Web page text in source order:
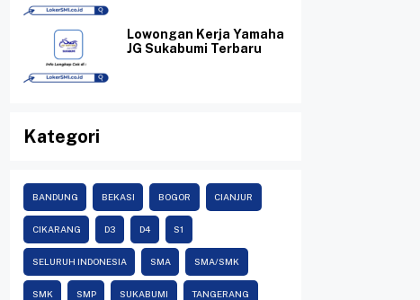
Lowongan Kerja Yamaha
JG Sukabumi Terbaru
Kategori
BANDUNG BEKASI BOGOR CIANJUR
CIKARANG D3 D4 S1
SELURUH INDONESIA SMA SMA/SMK
SMK SMP SUKABUMI TANGERANG